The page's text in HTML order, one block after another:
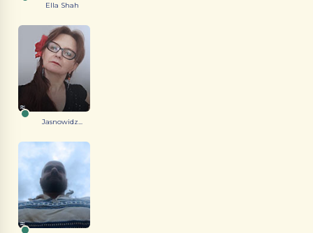
Ella Shah
Jasnowidz...